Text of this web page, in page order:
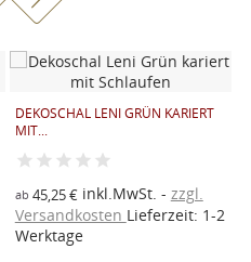
DEKOSCHAL LENI GRÜN KARIERT
MIT...
ab 45,25 €inkl.MwSt.
zzgl.
Versandkosten Lieferzeit: 1-2
Werktage